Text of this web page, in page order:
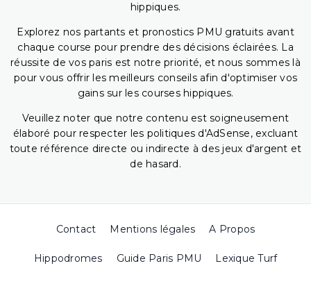
hippiques.
Explorez nos partants et pronostics PMU gratuits avant
chaque course pour prendre des décisions éclairées. La
réussite de vos paris est notre priorité, et nous sommes là
pour vous offrir les meilleurs conseils afin d'optimiser vos
gains sur les courses hippiques.
Veuillez noter que notre contenu est soigneusement
élaboré pour respecter les politiques d'AdSense, excluant
toute référence directe ou indirecte à des jeux d'argent et
de hasard.
Contact Mentions légales A Propos
Hippodromes Guide Paris PMU Lexique Turf